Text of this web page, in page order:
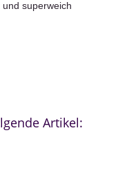
superweich
Artikel: